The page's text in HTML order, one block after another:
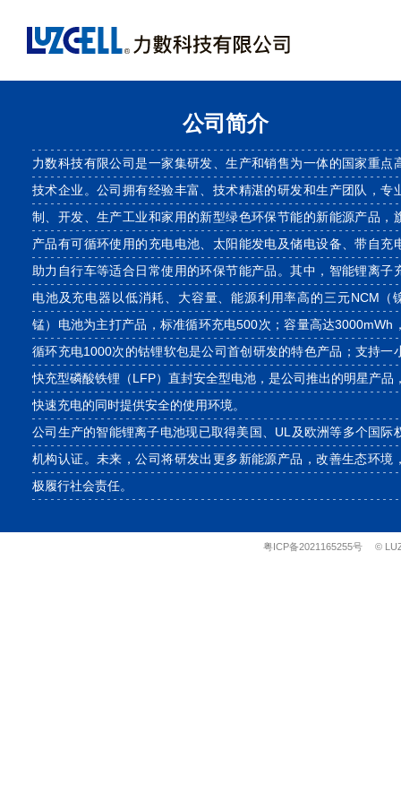
公司简介
力数科技有限公司是一家集研发、生产和销售为一体的国家重点
技术企业。公司拥有经验丰富、技术精湛的研发和生产团队，专
制、开发、生产工业和家用的新型绿色环保节能的新能源产品，
产品有可循环使用的充电电池、太阳能发电及储电设备、带自充
助力自行车等适合日常使用的环保节能产品。其中，智能锂离子
电池及充电器以低消耗、大容量、能源利用率高的三元NCM（
锰）电池为主打产品，标准循环充电500次；容量高达3000mWh
循环充电1000次的钴锂软包是公司首创研发的特色产品；支持一
快充型磷酸铁锂（LFP）直封安全型电池，是公司推出的明星产品
快速充电的同时提供安全的使用环境。
公司生产的智能锂离子电池现已取得美国、UL及欧洲等多个国际
机构认证。未来，公司将研发出更多新能源产品，改善生态环境
极履行社会责任。
粤ICP备2021165255号 ©